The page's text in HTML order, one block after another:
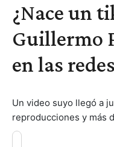
¿Nace un
Guillermo
en las
Un video suyo llegó a
reproducciones y más